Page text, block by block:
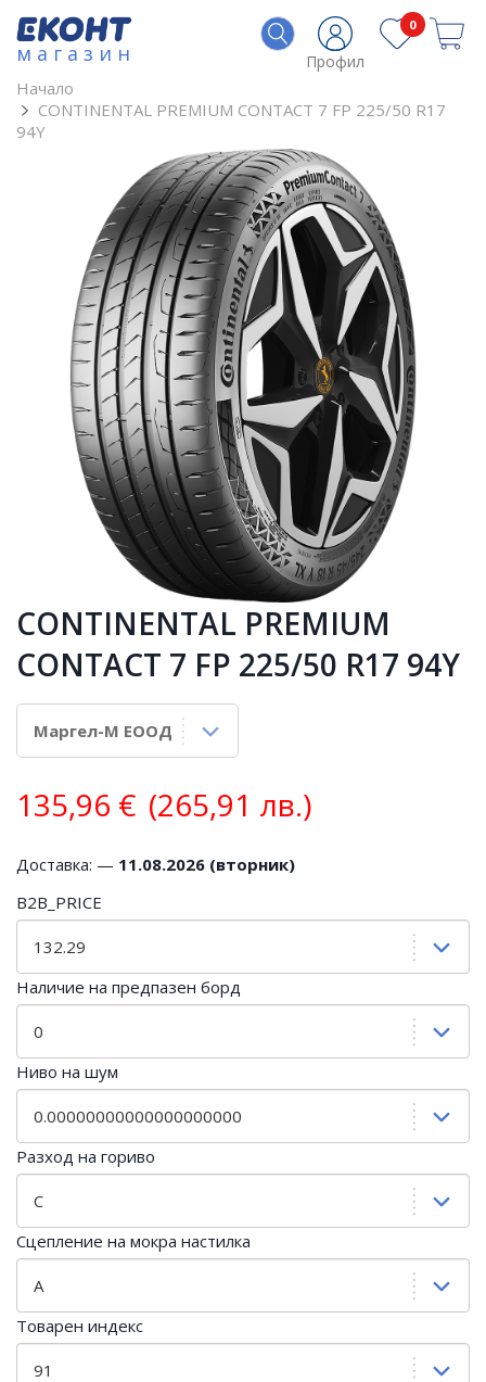
магазин Профил
0
Начало
CONTINENTAL PREMIUM CONTACT 7 FP 225/50 R17
94Y
CONTINENTAL PREMIUM
CONTACT 7 FP 225/50 R17 94Y
135,96 € (265,91 лв.)
Доставка: — 11.08.2026 (вторник)
B2B_PRICE
Наличие на предпазен борд
Ниво на шум
Разход на гориво
Сцепление на мокра настилка
Товарен индекс